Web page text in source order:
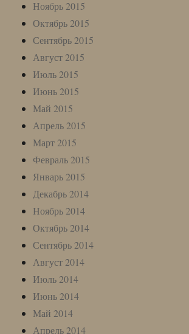
Ноябрь 2015
Октябрь 2015
Сентябрь 2015
Август 2015
Июль 2015
Июнь 2015
Май 2015
Апрель 2015
Март 2015
Февраль 2015
Январь 2015
Декабрь 2014
Ноябрь 2014
Октябрь 2014
Сентябрь 2014
Август 2014
Июль 2014
Июнь 2014
Май 2014
Апрель 2014